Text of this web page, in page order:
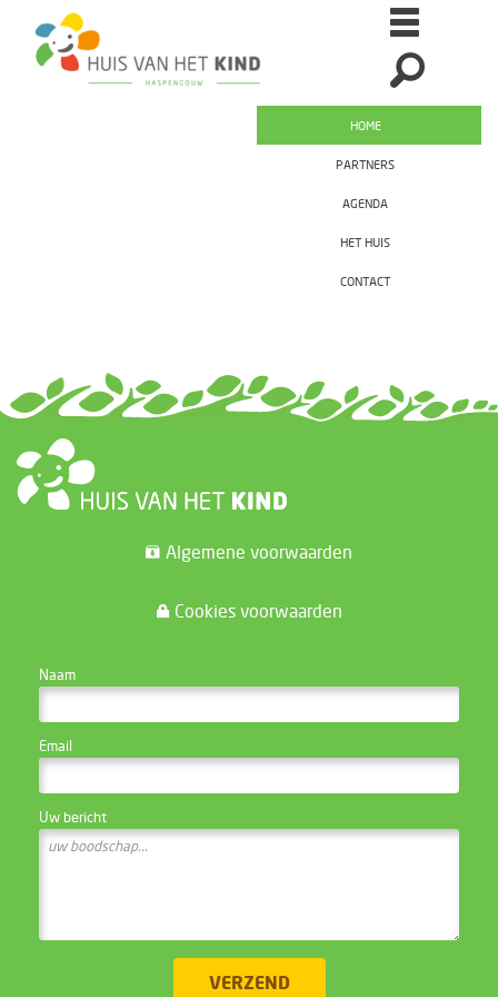
HOME
PARTNERS
AGENDA
HET HUIS
CONTACT
Algemene voorwaarden
Cookies voorwaarden
Naam
Email
Uw bericht
VERZEND